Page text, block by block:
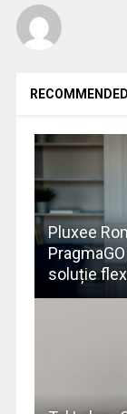
Pluxee
soluție